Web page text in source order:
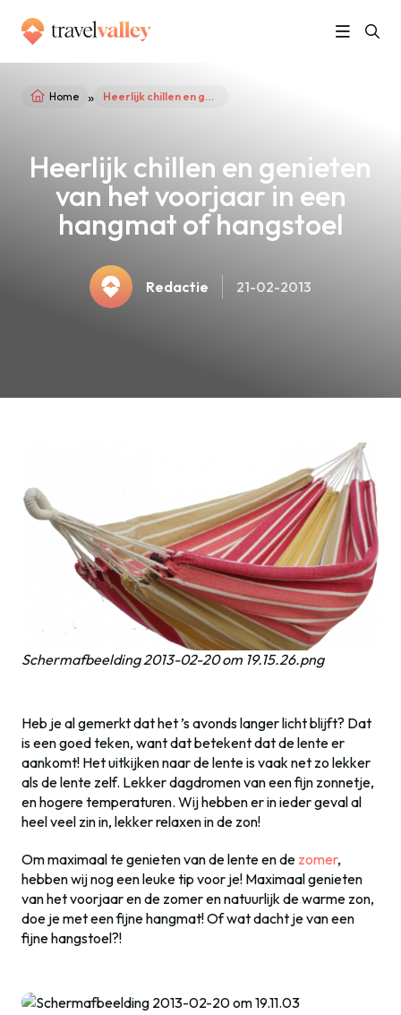
Home » Heerlijk chillen en genieten van het voorjaar in een hangmat of hangstoel
Heerlijk chillen en genieten
van het voorjaar in een
hangmat of hangstoel
Redactie 21-02-2013
Schermafbeelding 2013-02-20 om 19.15.26.png
Heb je al gemerkt dat het ’s avonds langer licht blijft? Dat
is een goed teken, want dat betekent dat de lente er
aankomt! Het uitkijken naar de lente is vaak net zo lekker
als de lente zelf. Lekker dagdromen van een fijn zonnetje,
en hogere temperaturen. Wij hebben er in ieder geval al
heel veel zin in, lekker relaxen in de zon!
Om maximaal te genieten van de lente en de zomer,
hebben wij nog een leuke tip voor je! Maximaal genieten
van het voorjaar en de zomer en natuurlijk de warme zon,
doe je met een fijne hangmat! Of wat dacht je van een
fijne hangstoel?!